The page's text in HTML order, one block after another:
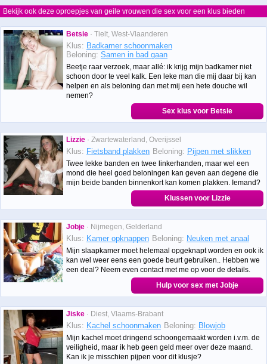
Bekijk ook deze oproepjes van geile vrouwen die sex voor een klus bieden
Betsie · Tielt, West-Vlaanderen
Klus: Badkamer schoonmaken
Beloning: Samen in bad gaan
Beetje raar verzoek, maar allé: ik krijg mijn badkamer niet
schoon door te veel kalk. Een leke man die mij daar bij kan
helpen en als beloning dan met mij een hete douche wil
nemen?
Sex klus voor Betsie
Lizzie · Zwartewaterland, Overijssel
Klus: Fietsband plakken Beloning: Pijpen met slikken
Twee lekke banden en twee linkerhanden, maar wel een
mond die heel goed beloningen kan geven aan degene die
mijn beide banden binnenkort kan komen plakken. Iemand?
Klussen voor Lizzie
Jobje · Nijmegen, Gelderland
Klus: Kamer opknappen Beloning: Neuken met anaal
Mijn slaapkamer moet helemaal opgeknapt worden en ook ik
kan wel weer eens een goede beurt gebruiken.. Hebben we
een deal? Neem even contact met me op voor de details.
Hulp voor sex met Jobje
Jiske · Diest, Vlaams-Brabant
Klus: Kachel schoonmaken Beloning: Blowjob
Mijn kachel moet dringend schoongemaakt worden i.v.m. de
veiligheid, maar ik heb geen geld meer over deze maand.
Kan ik je misschien pijpen voor dit klusje?